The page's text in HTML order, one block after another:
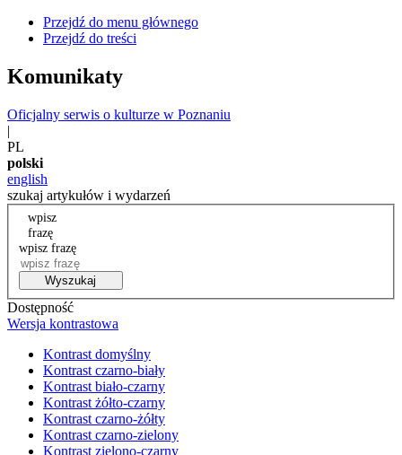
Przejdź do menu głównego
Przejdź do treści
Komunikaty
Oficjalny serwis o kulturze w Poznaniu
|
PL
polski
english
szukaj artykułów i wydarzeń
wpisz
frazę
wpisz frazę
Wyszukaj
Dostępność
Wersja kontrastowa
Kontrast domyślny
Kontrast czarno-biały
Kontrast biało-czarny
Kontrast żółto-czarny
Kontrast czarno-żółty
Kontrast czarno-zielony
Kontrast zielono-czarny